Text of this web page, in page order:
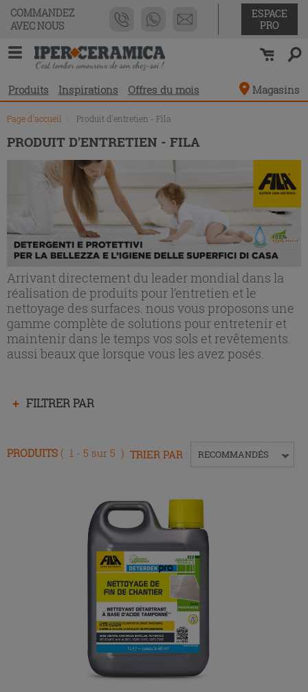
COMMANDEZ
AVEC NOUS
ESPACE
PRO
Produits Inspirations Offres du mois Magasins
Page d'accueil Produit d'entretien - Fila
PRODUIT D'ENTRETIEN - FILA
Arrivant directement du leader mondial dans la
réalisation de produits pour l’entretien et le
nettoyage des surfaces. nous vous proposons une
gamme complète de solutions pour entretenir et
maintenir dans le temps vos sols et revêtements.
aussi beaux que lorsque vous les avez posés.
Liste
des
FILTRER PAR
Appuyez
Entrée
PRODUITS ( 1 - 5 sur 5 ) TRIER PAR : RECOMMANDÉS